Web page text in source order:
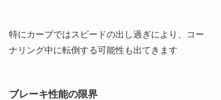
特にカーブではスピードの出し過ぎにより、コー
ナリング中に転倒する可能性も出てきます
ブレーキ性能の限界